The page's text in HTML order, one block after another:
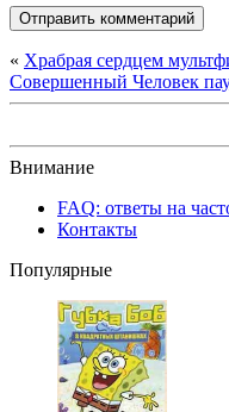
« Храбрая сердцем
Совершенный Человек
Внимание
FAQ: ответы на
Контакты
Популярные